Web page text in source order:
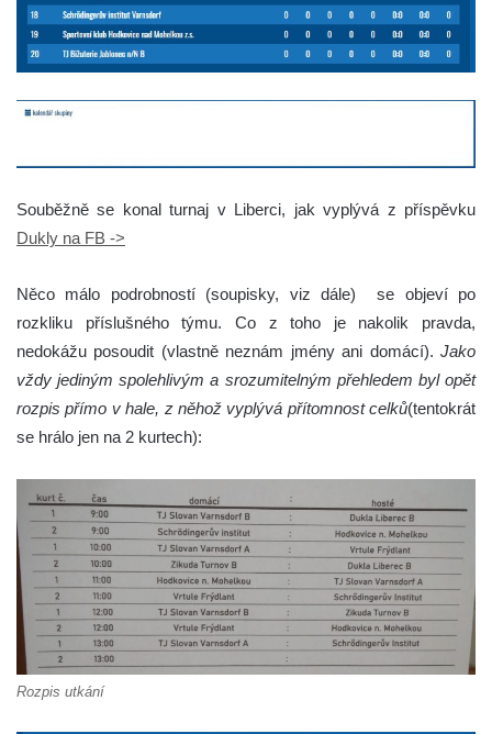
Souběžně se konal turnaj v Liberci, jak vyplývá z příspěvku
Dukly na FB ->
Něco málo podrobností (soupisky, viz dále) se objeví po
rozkliku příslušného týmu. Co z toho je nakolik pravda,
nedokážu posoudit (vlastně neznám jmény ani domácí). Jako
vždy jediným spolehlivým a srozumitelným přehledem byl opět
rozpis přímo v hale, z něhož vyplývá přítomnost celků(tentokrát
se hrálo jen na 2 kurtech):
Rozpis utkání